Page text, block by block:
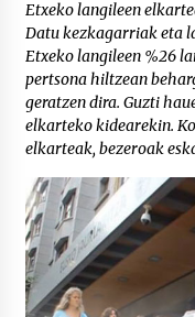
Etxeko langileen
Datu kezkagarriak eta
Etxeko langileen %26
pertsona hiltzean
geratzen dira. Guzti
elkarteko kidearekin.
elkarteak, bezeroak